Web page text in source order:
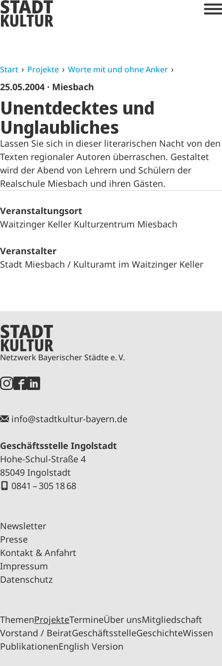
Start Projekte Worte mit und ohne Anker
25.05.2004 · Miesbach
Unentdecktes und
Unglaubliches
Lassen Sie sich in dieser literarischen Nacht von den
Texten regionaler Autoren überraschen. Gestaltet
wird der Abend von Lehrern und Schülern der
Realschule Miesbach und ihren Gästen.
Veranstaltungsort
Waitzinger Keller Kulturzentrum Miesbach
Veranstalter
Stadt Miesbach / Kulturamt im Waitzinger Keller
Netzwerk Bayerischer Städte e. V.
info@stadtkultur-bayern.de
Geschäftsstelle Ingolstadt
Hohe-Schul-Straße 4
85049 Ingolstadt
0841 – 305 18 68
Newsletter
Presse
Kontakt & Anfahrt
Impressum
Datenschutz
ThemenProjekteTermineÜber unsMitgliedschaft
Vorstand / BeiratGeschäftsstelleGeschichteWissen
PublikationenEnglish Version